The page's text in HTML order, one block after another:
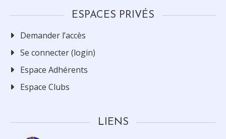
ESPACES PRIVÉS
Demander l’accès
Se connecter (login)
Espace Adhérents
Espace Clubs
LIENS